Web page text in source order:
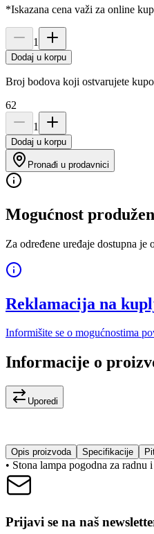
*Iskazana cena važi za online
1
Dodaj u korpu
Broj bodova koji ostvarujete
62
1
Dodaj u korpu
Pronađi u prodavnici
Mogućnost
Za određene uređaje dostupna
Reklamacija na
Informišite se o mogućnostima
Informacije o
Uporedi
Opis proizvoda Specifikacije
• Stona lampa pogodna za
Prijavi se na naš